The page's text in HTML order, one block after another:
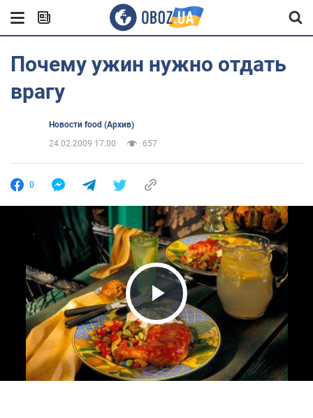
Почему ужин нужно отдать
врагу
Новости food (Архив)
24.02.2009 17:00
657
0
Play Video